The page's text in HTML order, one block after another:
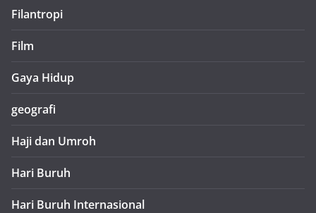
Filantropi
Film
Gaya Hidup
geografi
Haji dan Umroh
Hari Buruh
Hari Buruh Internasional